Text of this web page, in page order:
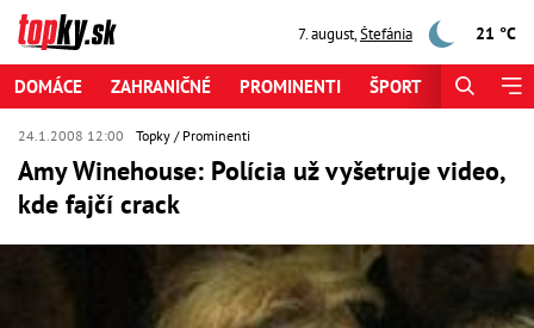
7. august,Štefánia 21 °C
DOMÁCE ZAHRANIČNÉ PROMINENTI ŠPORT
24.1.2008 12:00 Topky Prominenti
Amy Winehouse: Polícia už vyšetruje video,
kde fajčí crack